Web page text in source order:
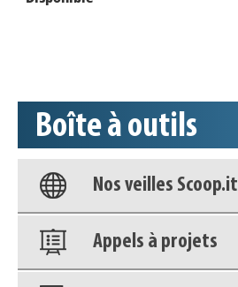
Boîte à outils
Base documentaire
Nos veilles Scoop.it
Appels à projets